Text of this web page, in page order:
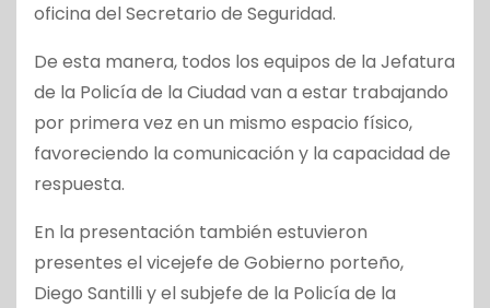
oficina del Secretario de Seguridad.
De esta manera, todos los equipos de la Jefatura
de la Policía de la Ciudad van a estar trabajando
por primera vez en un mismo espacio físico,
favoreciendo la comunicación y la capacidad de
respuesta.
En la presentación también estuvieron
presentes el vicejefe de Gobierno porteño,
Diego Santilli y el subjefe de la Policía de la